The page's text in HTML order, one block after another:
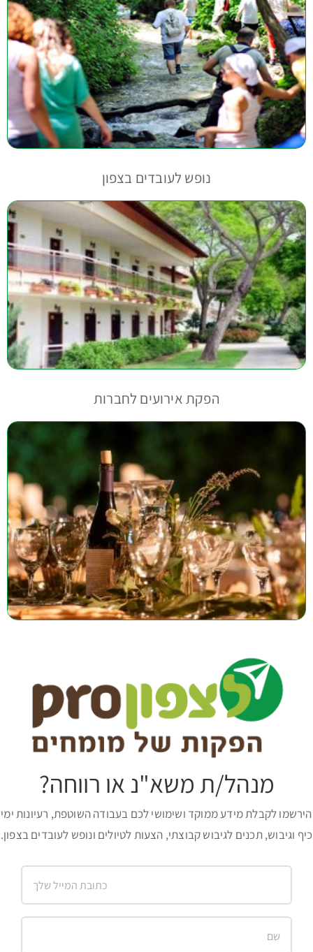
נופש לעובדים בצפון
הפקת אירועים לחברות
מנהל/ת משא"נ או רווחה?
הירשמו לקבלת מידע ממוקד ושימושי לכם בעבודה השוטפת, רעיונות ימי
כיף וגיבוש, תכנים לגיבוש קבוצתי, הצעות לטיולים ונופש לעובדים בצפון.